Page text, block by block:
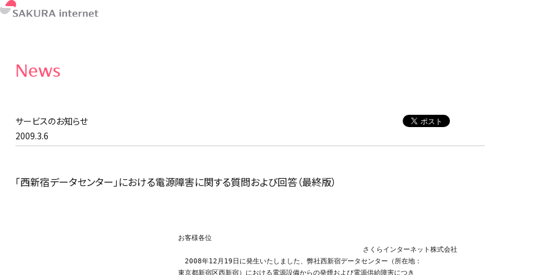
News
サービスのお知らせ
2009.3.6
「西新宿データセンター」における電源障害に関する質問および回答（最終版）
お客様各位
2008年12月19日に発生いたしました、弊社西新宿データセンター（所在地：
東京都新宿区西新宿）における電源設備からの発煙および電源供給障害につき